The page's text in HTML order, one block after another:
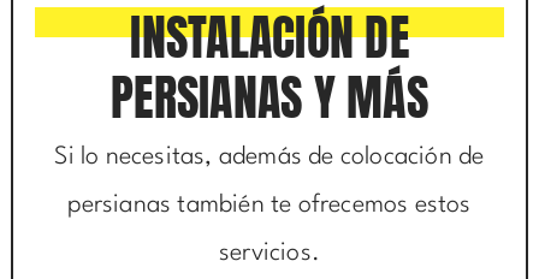
INSTALACIÓN DE
PERSIANAS Y MÁS
Si lo necesitas, además de colocación de
persianas también te ofrecemos estos
servicios.